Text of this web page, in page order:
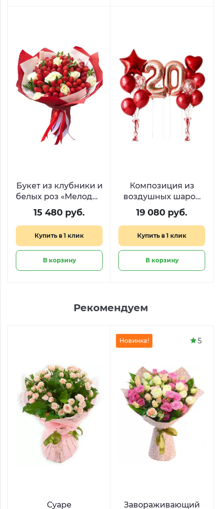
Букет из клубники и
белых роз «Мелодия
вкуса»
15 480 руб.
Купить в 1 клик
В корзину
Композиция из
воздушных шаров
«Стильный юбилей
20 лет»
19 080 руб.
Купить в 1 клик
В корзину
Рекомендуем
Суаре Завораживающий
Новинка! 5